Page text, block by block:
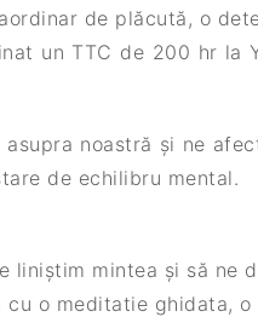
de plăcută, o
un TTC de 200 hr la
noastră și ne
de echilibru mental.
liniștim mintea și să ne
o meditatie ghidata,